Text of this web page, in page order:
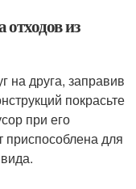
из
на друга, заправив
покрасьте
при его
приспособлена для